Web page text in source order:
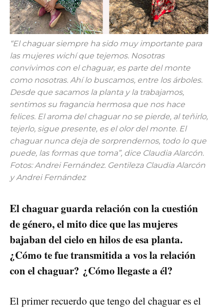
“El chaguar siempre ha sido muy importante para
las mujeres wichí que tejemos. Nosotras
convivimos con el chaguar, es parte del monte
como nosotras. Ahí lo buscamos, entre los árboles.
Desde que sacamos la planta y la trabajamos,
sentimos su fragancia hermosa que nos hace
felices. El aroma del chaguar no se pierde, al teñirlo,
tejerlo, sigue presente, es el olor del monte. El
chaguar nunca deja de sorprendernos, todo lo que
puede, las formas que toma”, dice Claudia Alarcón.
Fotos: Andrei Fernández. Gentileza Claudia Alarcón
y Andrei Fernández
El chaguar guarda relación con la cuestión
de género, el mito dice que las mujeres
bajaban del cielo en hilos de esa planta.
¿Cómo te fue transmitida a vos la relación
con el chaguar? ¿Cómo llegaste a él?
El primer recuerdo que tengo del chaguar es el